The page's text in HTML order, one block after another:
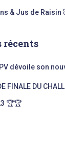
& Jus de Raisin
récents
dévoile son
FINALE DU
🏆🏆